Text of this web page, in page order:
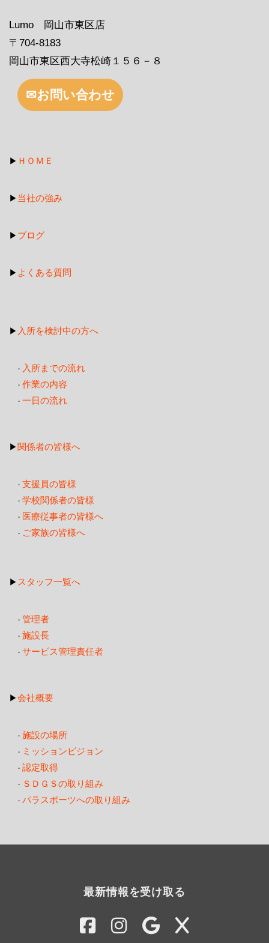
Lumo 岡山市東区店
〒704-8183
岡山市東区西大寺松崎１５６－８
✉お問い合わせ
▶ ＨＯＭＥ
▶ 当社の強み
▶ ブログ
▶ よくある質問
▶ 入所を検討中の方へ
・ 入所までの流れ
・ 作業の内容
・ 一日の流れ
▶ 関係者の皆様へ
・ 支援員の皆様
・ 学校関係者の皆様
・ 医療従事者の皆様へ
・ ご家族の皆様へ
▶ スタッフ一覧へ
・ 管理者
・ 施設長
・ サービス管理責任者
▶会社概要
・ 施設の場所
・ ミッションビジョン
・ 認定取得
・ ＳＤＧＳの取り組み
・ パラスポーツへの取り組み
最新情報を受け取る